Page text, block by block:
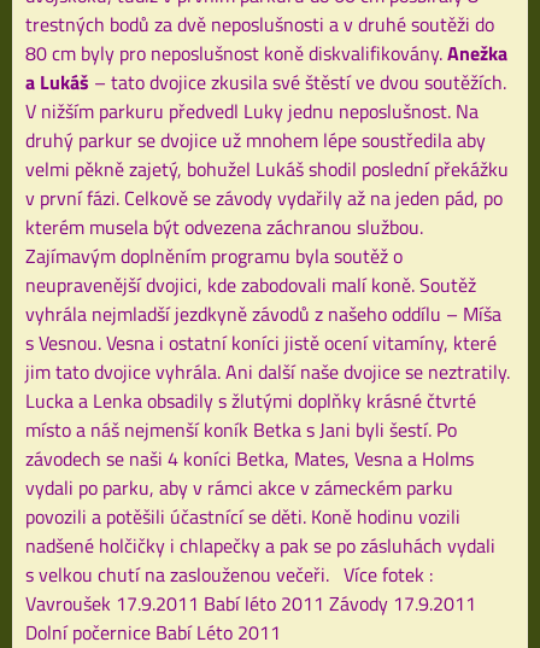
trestných bodů za dvě neposlušnosti a v druhé soutěži do
80 cm byly pro neposlušnost koně diskvalifikovány.Anežka
a Lukáš – tato dvojice zkusila své štěstí ve dvou soutěžích.
V nižším parkuru předvedl Luky jednu neposlušnost. Na
druhý parkur se dvojice už mnohem lépe soustředila aby
velmi pěkně zajetý, bohužel Lukáš shodil poslední překážku
v první fázi. Celkově se závody vydařily až na jeden pád, po
kterém musela být odvezena záchranou službou.
Zajímavým doplněním programu byla soutěž o
neupravenější dvojici, kde zabodovali malí koně. Soutěž
vyhrála nejmladší jezdkyně závodů z našeho oddílu – Míša
s Vesnou. Vesna i ostatní koníci jistě ocení vitamíny, které
jim tato dvojice vyhrála. Ani další naše dvojice se neztratily.
Lucka a Lenka obsadily s žlutými doplňky krásné čtvrté
místo a náš nejmenší koník Betka s Jani byli šestí. Po
závodech se naši 4 koníci Betka, Mates, Vesna a Holms
vydali po parku, aby v rámci akce v zámeckém parku
povozili a potěšili účastnící se děti. Koně hodinu vozili
nadšené holčičky i chlapečky a pak se po zásluhách vydali
s velkou chutí na zaslouženou večeři. Více fotek :
Vavroušek 17.9.2011 Babí léto 2011 Závody 17.9.2011
Dolní počernice Babí Léto 2011